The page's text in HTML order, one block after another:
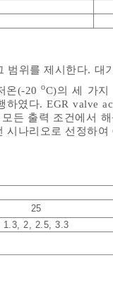
범위를 제시한다. 대
온(-20oC)의 세 가지
하였다. EGR valve
든 출력 조건에서
시나리오로 선정하
25
1.3, 2, 2.5, 3.3